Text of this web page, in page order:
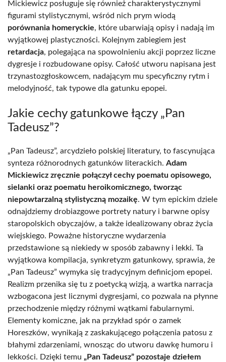
Mickiewicz posługuje się również charakterystycznymi
figurami stylistycznymi, wśród nich prym wiodą
porównania homeryckie, które ubarwiają opisy i nadają im
wyjątkowej plastyczności. Kolejnym zabiegiem jest
retardacja, polegająca na spowolnieniu akcji poprzez liczne
dygresje i rozbudowane opisy. Całość utworu napisana jest
trzynastozgłoskowcem, nadającym mu specyficzny rytm i
melodyjność, tak typowe dla gatunku epopei.
Jakie cechy gatunkowe łączy „Pan
Tadeusz”?
„Pan Tadeusz”, arcydzieło polskiej literatury, to fascynująca
synteza różnorodnych gatunków literackich. Adam
Mickiewicz zręcznie połączył cechy poematu opisowego,
sielanki oraz poematu heroikomicznego, tworząc
niepowtarzalną stylistyczną mozaikę. W tym epickim dziele
odnajdziemy drobiazgowe portrety natury i barwne opisy
staropolskich obyczajów, a także idealizowany obraz życia
wiejskiego. Poważne historyczne wydarzenia
przedstawione są niekiedy w sposób zabawny i lekki. Ta
wyjątkowa kompilacja, synkretyzm gatunkowy, sprawia, że
„Pan Tadeusz” wymyka się tradycyjnym definicjom epopei.
Realizm przenika się tu z poetycką wizją, a wartka narracja
wzbogacona jest licznymi dygresjami, co pozwala na płynne
przechodzenie między różnymi wątkami fabularnymi.
Elementy komiczne, jak na przykład spór o zamek
Horeszków, wynikają z zaskakującego połączenia patosu z
błahymi zdarzeniami, wnosząc do utworu dawkę humoru i
lekkości. Dzięki temu „Pan Tadeusz” pozostaje dziełem